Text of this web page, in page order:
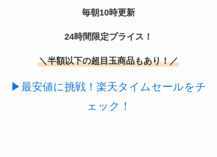
ガツンと杏仁豆腐はどこに売ってる？販売終了で
毎朝10時更新
24時間限定プライス！
＼半額以下の超目玉商品もあり！／
▶最安値に挑戦！楽天タイムセールをチ
ェック！